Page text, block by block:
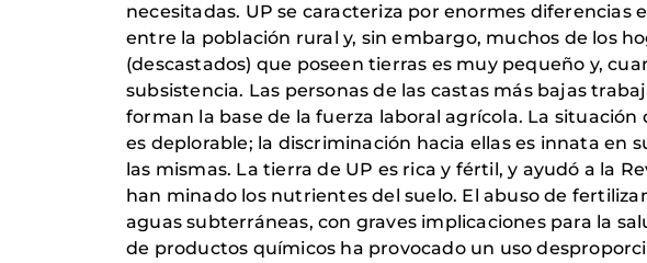
necesitadas. UP se caracteriza por enormes
entre la población rural y, sin embargo, muchos de los
(descastados) que poseen tierras es muy pequeño y,
subsistencia. Las personas de las castas más bajas
forman la base de la fuerza laboral agrícola. La situación
es deplorable; la discriminación hacia ellas es innata en
las mismas. La tierra de UP es rica y fértil, y ayudó a la
han minado los nutrientes del suelo. El abuso de
aguas subterráneas, con graves implicaciones para la
de productos químicos ha provocado un uso